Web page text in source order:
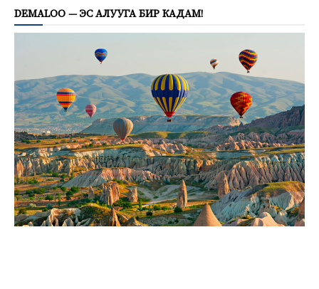
DEMALOO — ЭС АЛУУГА БИР КАДАМ!